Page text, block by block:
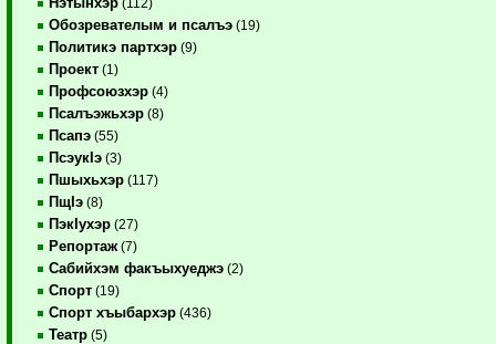
(112)
Обозревателым и псалъэ (19)
Политикэ партхэр (9)
Проект (1)
Профсоюзхэр (4)
Псалъэжьхэр (8)
Псапэ (55)
ПсэукIэ (3)
Пшыхьхэр (117)
ПщIэ (8)
ПэкIухэр (27)
Репортаж (7)
Сабийхэм факъыхуеджэ (2)
Спорт (19)
Спорт хъыбархэр (436)
Театр (5)